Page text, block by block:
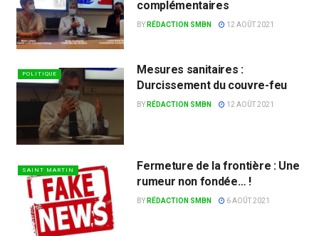
complémentaires
BY RÉDACTION SMBN 12 AOÛT 2021
POLITIQUE
Mesures sanitaires :
Durcissement du couvre-feu
BY RÉDACTION SMBN 12 AOÛT 2021
SAINT MARTIN
Fermeture de la frontière : Une
rumeur non fondée… !
BY RÉDACTION SMBN 6 AOÛT 2021